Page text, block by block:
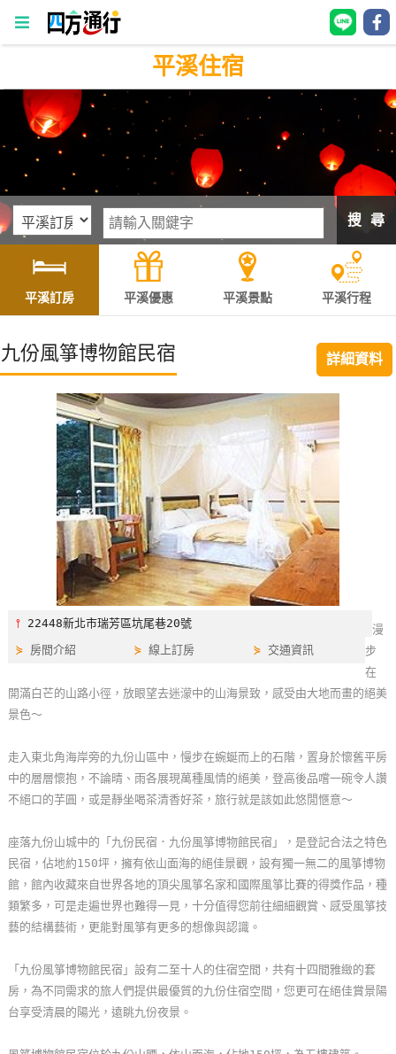
四
方
通
訂
房
灣
訂
房
直接跟飯店訂房HOT
紅
帶
玩
樂
地
圖
顧
服
務
平溪住宿
搜 尋
平溪訂房 平溪優惠 平溪景點 平溪行程
九份風箏博物館民宿 詳細資料
⫯ 22448新北市瑞芳區坑尾巷20號
⋟ 房間介紹 ⋟線上訂房 ⋟ 交通資訊
漫
步
在
開滿白芒的山路小徑，放眼望去迷濛中的山海景致，感受由大地而畫的絕美
景色～
走入東北角海岸旁的九份山區中，慢步在蜿蜒而上的石階，置身於懷舊平房
中的層層懷抱，不論晴、雨各展現萬種風情的絕美，登高後品嚐一碗令人讚
不絕口的芋圓，或是靜坐喝茶清香好茶，旅行就是該如此悠閒愜意～
座落九份山城中的「九份民宿．九份風箏博物館民宿」，是登記合法之特色
民宿，佔地約150坪，擁有依山面海的絕佳景觀，設有獨一無二的風箏博物
館，館內收藏來自世界各地的頂尖風箏名家和國際風箏比賽的得獎作品，種
類繁多，可是走遍世界也難得一見，十分值得您前往細細觀賞、感受風箏技
藝的結構藝術，更能對風箏有更多的想像與認識。
「九份風箏博物館民宿」設有二至十人的住宿空間，共有十四間雅緻的套
房，為不同需求的旅人們提供最優質的九份住宿空間，您更可在絕佳賞景陽
台享受清晨的陽光，遠眺九份夜景。